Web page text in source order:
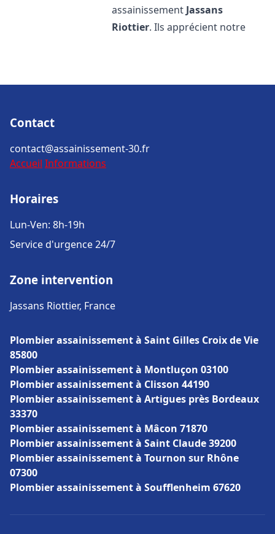
assainissement Jassans
Riottier. Ils apprécient notre
Contact
contact@assainissement-30.fr
Accueil Informations
Horaires
Lun-Ven: 8h-19h
Service d'urgence 24/7
Zone intervention
Jassans Riottier, France
Plombier assainissement à Saint Gilles Croix de Vie
85800
Plombier assainissement à Montluçon 03100
Plombier assainissement à Clisson 44190
Plombier assainissement à Artigues près Bordeaux
33370
Plombier assainissement à Mâcon 71870
Plombier assainissement à Saint Claude 39200
Plombier assainissement à Tournon sur Rhône
07300
Plombier assainissement à Soufflenheim 67620